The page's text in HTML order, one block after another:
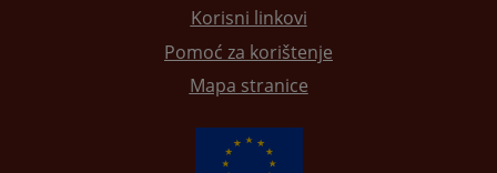
Korisni linkovi
Pomoć za korištenje
Mapa stranice